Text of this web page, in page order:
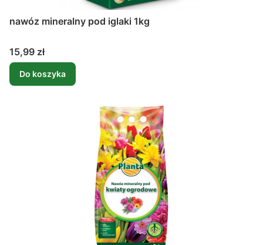
nawóz mineralny pod iglaki 1kg
Cena
15,99 zł
Do koszyka